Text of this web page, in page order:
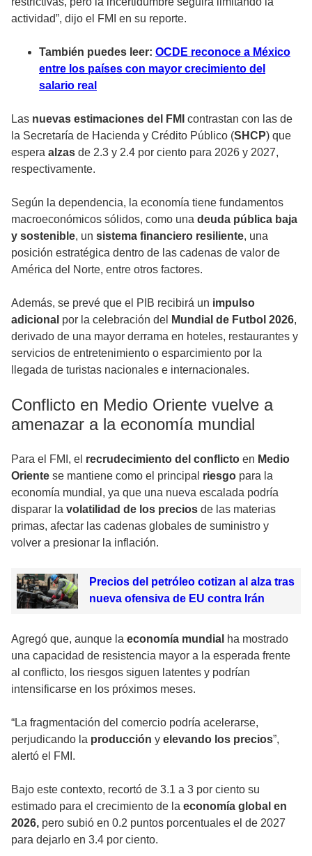
actividad”, dijo el FMI en su reporte.
También puedes leer: OCDE reconoce a México
entre los países con mayor crecimiento del
salario real
Las nuevas estimaciones del FMI contrastan con las de
la Secretaría de Hacienda y Crédito Público (SHCP) que
espera alzas de 2.3 y 2.4 por ciento para 2026 y 2027,
respectivamente.
Según la dependencia, la economía tiene fundamentos
macroeconómicos sólidos, como una deuda pública baja
y sostenible, un sistema financiero resiliente, una
posición estratégica dentro de las cadenas de valor de
América del Norte, entre otros factores.
Además, se prevé que el PIB recibirá un impulso
adicional por la celebración del Mundial de Futbol 2026,
derivado de una mayor derrama en hoteles, restaurantes y
servicios de entretenimiento o esparcimiento por la
llegada de turistas nacionales e internacionales.
Conflicto en Medio Oriente vuelve a
amenazar a la economía mundial
Para el FMI, el recrudecimiento del conflicto en Medio
Oriente se mantiene como el principal riesgo para la
economía mundial, ya que una nueva escalada podría
disparar la volatilidad de los precios de las materias
primas, afectar las cadenas globales de suministro y
volver a presionar la inflación.
Precios del petróleo cotizan al alza tras
nueva ofensiva de EU contra Irán
Agregó que, aunque la economía mundial ha mostrado
una capacidad de resistencia mayor a la esperada frente
al conflicto, los riesgos siguen latentes y podrían
intensificarse en los próximos meses.
“La fragmentación del comercio podría acelerarse,
perjudicando la producción y elevando los precios”,
alertó el FMI.
Bajo este contexto, recortó de 3.1 a 3 por ciento su
estimado para el crecimiento de la economía global en
2026, pero subió en 0.2 puntos porcentuales el de 2027
para dejarlo en 3.4 por ciento.